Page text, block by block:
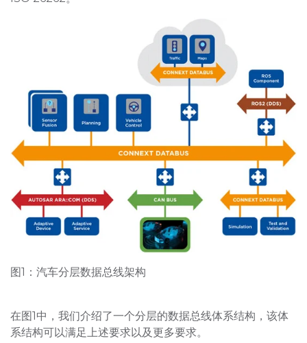
图1：汽车分层数据总线架构
在图1中，我们介绍了一个分层的数据总线体系结构，该体
系结构可以满足上述要求以及更多要求。